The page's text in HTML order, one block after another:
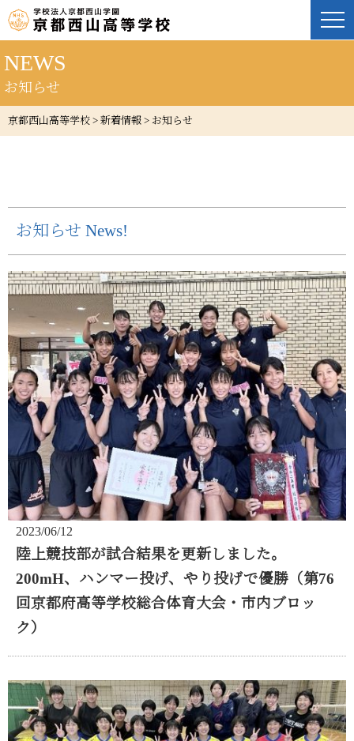
NEWS
お知らせ
京都西山高等学校 > 新着情報 > お知らせ
お知らせ News!
2023/06/12
陸上競技部が試合結果を更新しました。
200mH、ハンマー投げ、やり投げで優勝（第76
回京都府高等学校総合体育大会・市内ブロッ
ク）